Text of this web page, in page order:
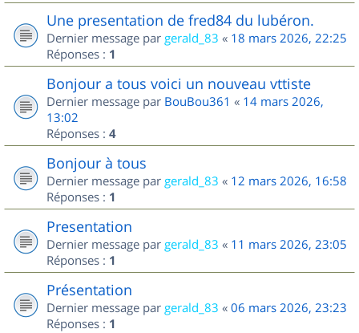
Une presentation de fred84 du lubéron.
Dernier message par gerald_83 « 18 mars 2026, 22:25
Réponses : 1
Bonjour a tous voici un nouveau vttiste
Dernier message par BouBou361 « 14 mars 2026,
13:02
Réponses : 4
Bonjour à tous
Dernier message par gerald_83 « 12 mars 2026, 16:58
Réponses : 1
Presentation
Dernier message par gerald_83 « 11 mars 2026, 23:05
Réponses : 1
Présentation
Dernier message par gerald_83 « 06 mars 2026, 23:23
Réponses : 1